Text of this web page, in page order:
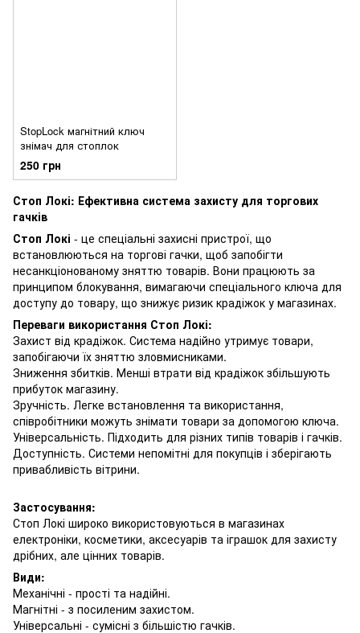
StopLock магнітний ключ
знімач для стоплок
250 грн
Стоп Локі: Ефективна система захисту для торгових
гачків
Стоп Локі - це спеціальні захисні пристрої, що
встановлюються на торгові гачки, щоб запобігти
несанкціонованому зняттю товарів. Вони працюють за
принципом блокування, вимагаючи спеціального ключа для
доступу до товару, що знижує ризик крадіжок у магазинах.
Переваги використання Стоп Локі:
Захист від крадіжок. Система надійно утримує товари,
запобігаючи їх зняттю зловмисниками.
Зниження збитків. Менші втрати від крадіжок збільшують
прибуток магазину.
Зручність. Легке встановлення та використання,
співробітники можуть знімати товари за допомогою ключа.
Універсальність. Підходить для різних типів товарів і гачків.
Доступність. Системи непомітні для покупців і зберігають
привабливість вітрини.
Застосування:
Стоп Локі широко використовуються в магазинах
електроніки, косметики, аксесуарів та іграшок для захисту
дрібних, але цінних товарів.
Види:
Механічні - прості та надійні.
Магнітні - з посиленим захистом.
Універсальні - сумісні з більшістю гачків.